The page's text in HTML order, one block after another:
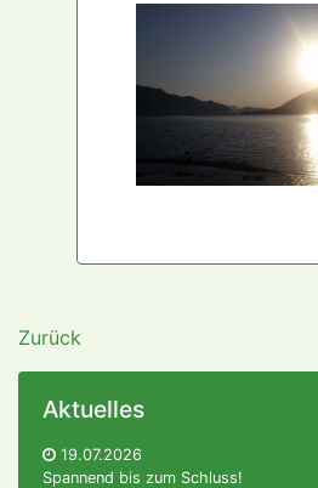
Zurück
Aktuelles
19.07.2026
Spannend bis zum Schluss!